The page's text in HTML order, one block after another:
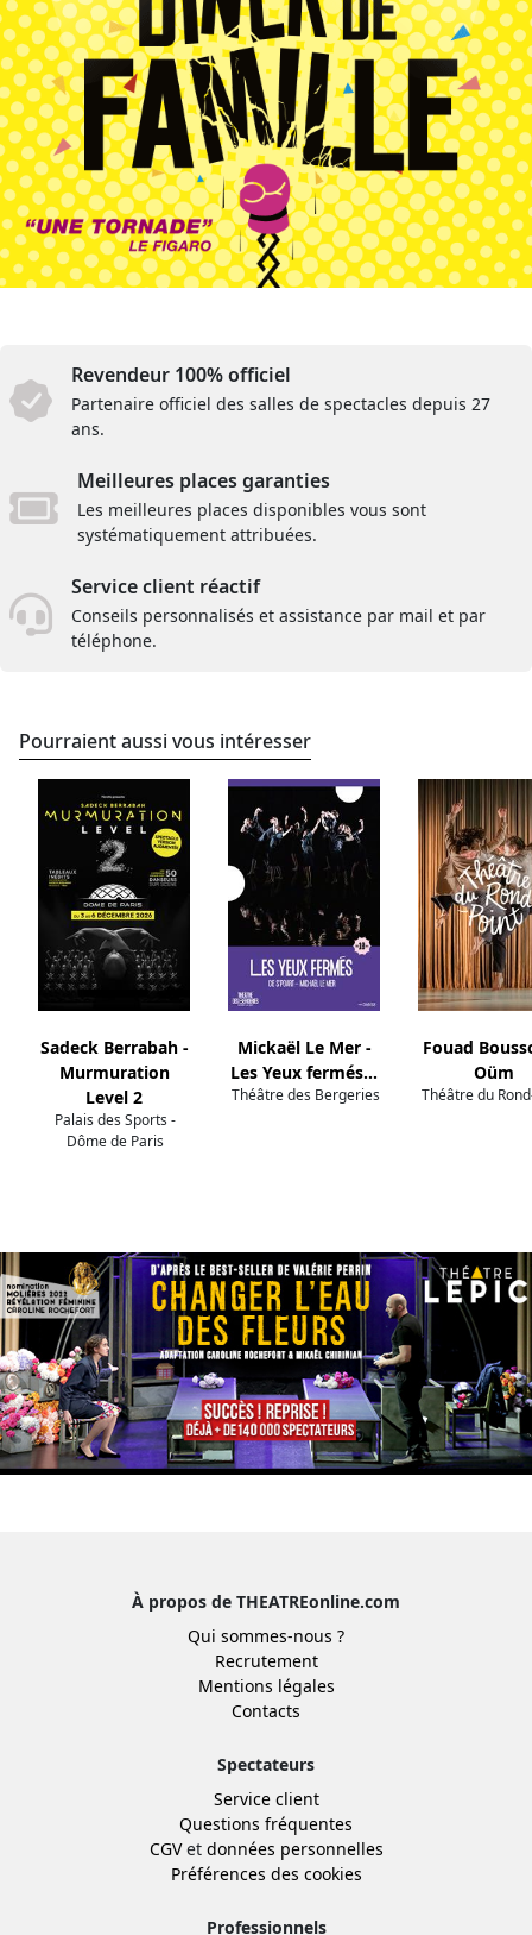
Revendeur 100% officiel
Partenaire officiel des salles de spectacles depuis 27
ans.
Meilleures places garanties
Les meilleures places disponibles vous sont
systématiquement attribuées.
Service client réactif
Conseils personnalisés et assistance par mail et par
téléphone.
Pourraient aussi vous intéresser
Sadeck Berrabah -
Murmuration
Level 2
Palais des Sports -
Dôme de Paris
Mickaël Le Mer -
Les Yeux fermés…
Théâtre des Bergeries
Fouad
Oüm
Théâtre du
À propos de THEATREonline.com
Qui sommes-nous ?
Recrutement
Mentions légales
Contacts
Spectateurs
Service client
Questions fréquentes
CGVet données personnelles
Préférences des cookies
Professionnels